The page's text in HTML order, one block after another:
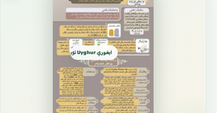
ايغوري Uyghur ئۇيغۇرچە